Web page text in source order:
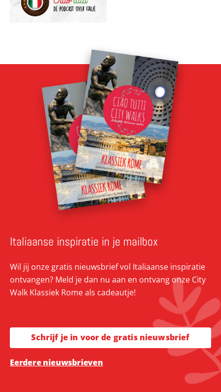
Italiaanse inspiratie in je mailbox
Wil jij onze gratis nieuwsbrief vol Italiaanse inspiratie
ontvangen? Meld je dan nu aan en ontvang onze City
Walk Klassiek Rome als cadeautje!
Schrijf je in voor de gratis nieuwsbrief
Eerdere nieuwsbrieven